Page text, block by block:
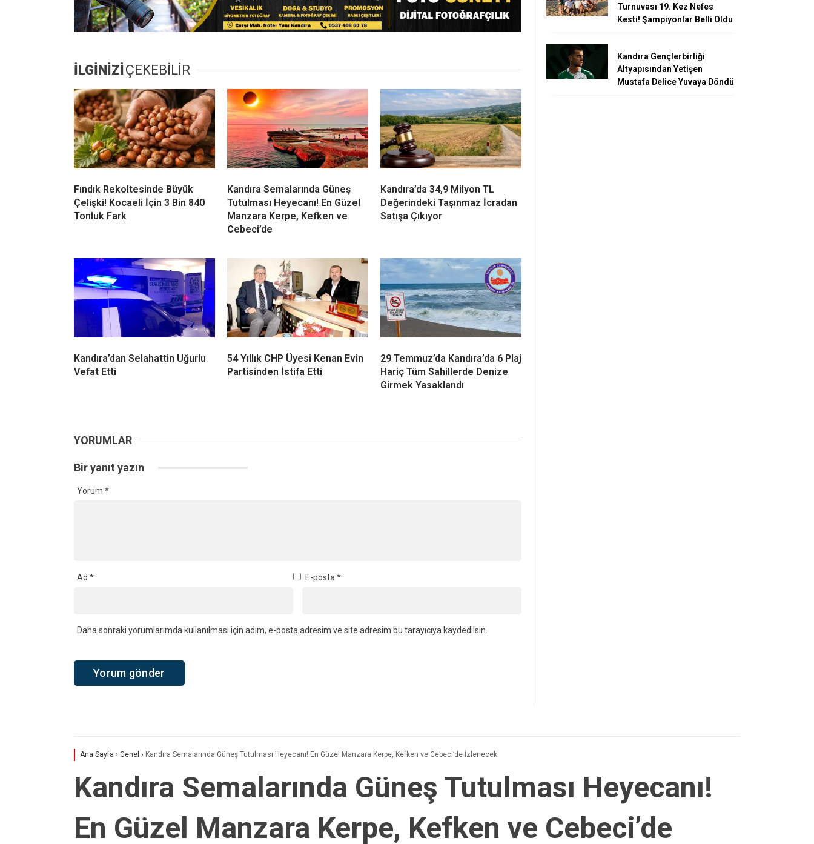
İLGİNİZİÇEKEBİLİR
Fındık Rekoltesinde Büyük
Çelişki! Kocaeli İçin 3 Bin 840
Tonluk Fark
Kandıra Semalarında Güneş
Tutulması Heyecanı! En Güzel
Manzara Kerpe, Kefken ve
Cebeci’de
Kandıra’da 34,9 Milyon TL
Değerindeki Taşınmaz İcradan
Satışa Çıkıyor
Kandıra’dan Selahattin Uğurlu
Vefat Etti
54 Yıllık CHP Üyesi Kenan Evin
Partisinden İstifa Etti
29 Temmuz’da Kandıra’da 6 Plaj
Hariç Tüm Sahillerde Denize
Girmek Yasaklandı
YORUMLAR
Bir yanıt yazın
Yorum *
Ad * E-posta *
Daha sonraki yorumlarımda kullanılması için adım, e-posta adresim ve site adresim bu tarayıcıya kaydedilsin.
Turnuvası 19. Kez Nefes
Kesti! Şampiyonlar Belli Oldu
Kandıra Gençlerbirliği
Altyapısından Yetişen
Mustafa Delice Yuvaya Döndü
Ana Sayfa › Genel › Kandıra Semalarında Güneş Tutulması Heyecanı! En Güzel Manzara Kerpe, Kefken ve Cebeci’de İzlenecek
Kandıra Semalarında Güneş Tutulması Heyecanı!
En Güzel Manzara Kerpe, Kefken ve Cebeci’de